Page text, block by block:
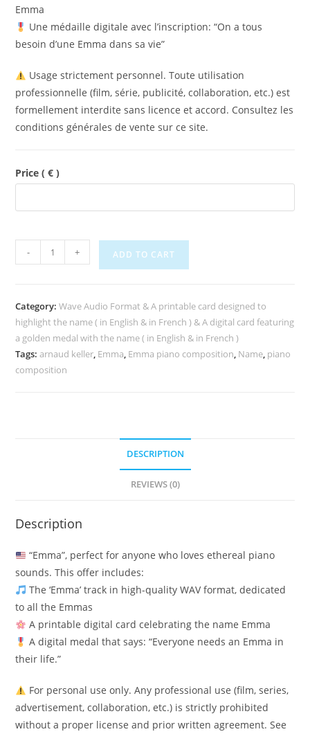
Emma
Une médaille digitale avec l’inscription: “On a tous
besoin d’une Emma dans sa vie”
Usage strictement personnel. Toute utilisation
professionnelle (film, série, publicité, collaboration, etc.) est
formellement interdite sans licence et accord. Consultez les
conditions générales de vente sur ce site.
Price( € )
- + ADD TO CART
Category:Wave Audio Format & A printable card designed to
highlight the name ( in English & in French ) & A digital card featuring
a golden medal with the name ( in English & in French )
Tags:arnaud keller, Emma, Emma piano composition, Name, piano
composition
DESCRIPTION
REVIEWS (0)
Description
“Emma”, perfect for anyone who loves ethereal piano
sounds. This offer includes:
The ‘Emma’ track in high-quality WAV format, dedicated
to all the Emmas
A printable digital card celebrating the name Emma
A digital medal that says: “Everyone needs an Emma in
their life.”
For personal use only. Any professional use (film, series,
advertisement, collaboration, etc.) is strictly prohibited
without a proper license and prior written agreement. See